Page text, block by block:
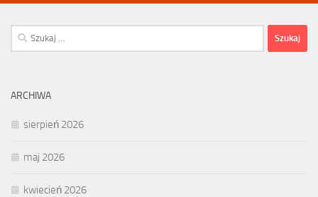
Szukaj:
ARCHIWA
sierpień 2026
maj 2026
kwiecień 2026